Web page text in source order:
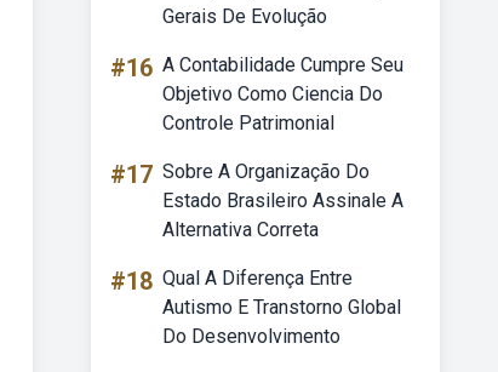
Gerais De Evolução
#16 A Contabilidade Cumpre Seu
Objetivo Como Ciencia Do
Controle Patrimonial
#17 Sobre A Organização Do
Estado Brasileiro Assinale A
Alternativa Correta
#18 Qual A Diferença Entre
Autismo E Transtorno Global
Do Desenvolvimento